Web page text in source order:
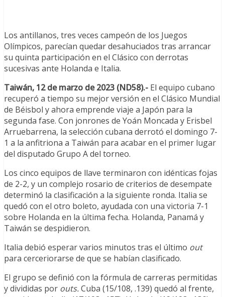
Los antillanos, tres veces campeón de los Juegos
Olímpicos, parecían quedar desahuciados tras arrancar
su quinta participación en el Clásico con derrotas
sucesivas ante Holanda e Italia.
Taiwán, 12 de marzo de 2023 (ND58).- El equipo cubano
recuperó a tiempo su mejor versión en el Clásico Mundial
de Béisbol y ahora emprende viaje a Japón para la
segunda fase. Con jonrones de Yoán Moncada y Erisbel
Arruebarrena, la selección cubana derrotó el domingo 7-
1 a la anfitriona a Taiwán para acabar en el primer lugar
del disputado Grupo A del torneo.
Los cinco equipos de llave terminaron con idénticas fojas
de 2-2, y un complejo rosario de criterios de desempate
determinó la clasificación a la siguiente ronda. Italia se
quedó con el otro boleto, ayudada con una victoria 7-1
sobre Holanda en la última fecha. Holanda, Panamá y
Taiwán se despidieron.
Italia debió esperar varios minutos tras el último out
para cerceriorarse de que se habían clasificado.
El grupo se definió con la fórmula de carreras permitidas
y divididas por outs.Cuba (15/108, .139) quedó al frente,